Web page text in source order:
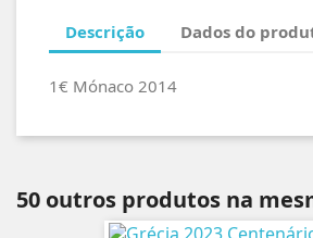
Descrição Dados do
1€ Mónaco 2014
50 outros produtos na